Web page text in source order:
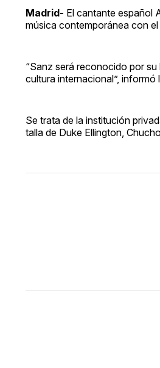
Madrid- El cantante español
música contemporánea con
“Sanz será reconocido por
cultura internacional”,
Se trata de la institución
talla de Duke Ellington,